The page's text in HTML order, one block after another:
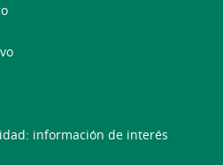
información de interés